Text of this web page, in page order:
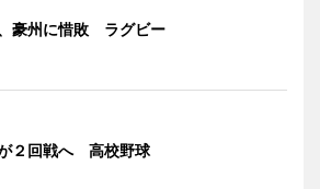
豪州に惜敗 ラグビー
２回戦へ 高校野球